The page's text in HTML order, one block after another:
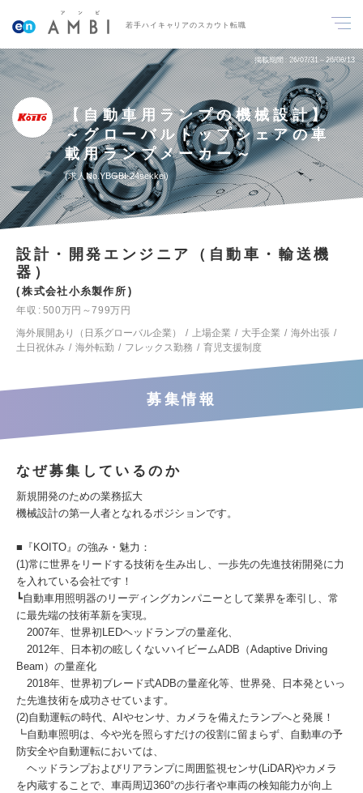
若手ハイキャリアのスカウト転職
掲載期間 26/07/31～26/08/13
【自動車用ランプの機械設計】
～グローバルトップシェアの車
載用ランプメーカー～
求人No.YBGBI-24sekkei
設計・開発エンジニア（自動車・輸送機
器）
株式会社小糸製作所
年収
500万円～799万円
海外展開あり（日系グローバル企業）
上場企業 大手企業
海外出張
土日祝休み
海外転勤 フレックス勤務 育児支援制度
募集情報
なぜ募集しているのか
新規開発のための業務拡大
機械設計の第一人者となれるポジションです。
■『KOITO』の強み・魅力：
(1)常に世界をリードする技術を生み出し、一歩先の先進技術開発に力
を入れている会社です！
┗自動車用照明器のリーディングカンパニーとして業界を牽引し、常
に最先端の技術革新を実現。
2007年、世界初LEDヘッドランプの量産化、
2012年、日本初の眩しくないハイビームADB（Adaptive Driving
Beam）の量産化
2018年、世界初ブレード式ADBの量産化等、世界発、日本発といっ
た先進技術を成功させています。
(2)自動運転の時代、AIやセンサ、カメラを備えたランプへと発展！
┗自動車照明は、今や光を照らすだけの役割に留まらず、自動車の予
防安全や自動運転においては、
ヘッドランプおよびリアランプに周囲監視センサ(LiDAR)やカメラ
を内蔵することで、車両周辺360°の歩行者や車両の検知能力が向上